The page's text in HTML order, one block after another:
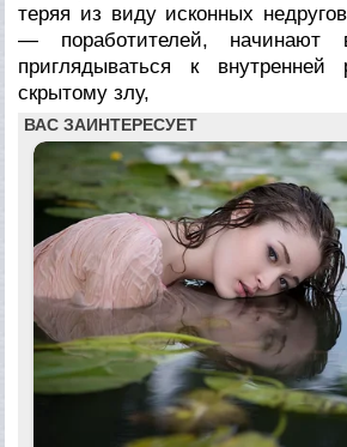
теряя из виду исконных
— поработителей, начинают
приглядываться к
скрытому злу,